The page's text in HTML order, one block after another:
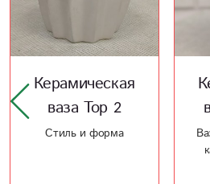
Керамическая
ваза Камень
Ваза напоминающая